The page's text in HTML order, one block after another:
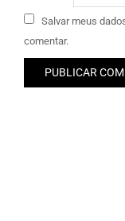
Salvar meus
comentar.